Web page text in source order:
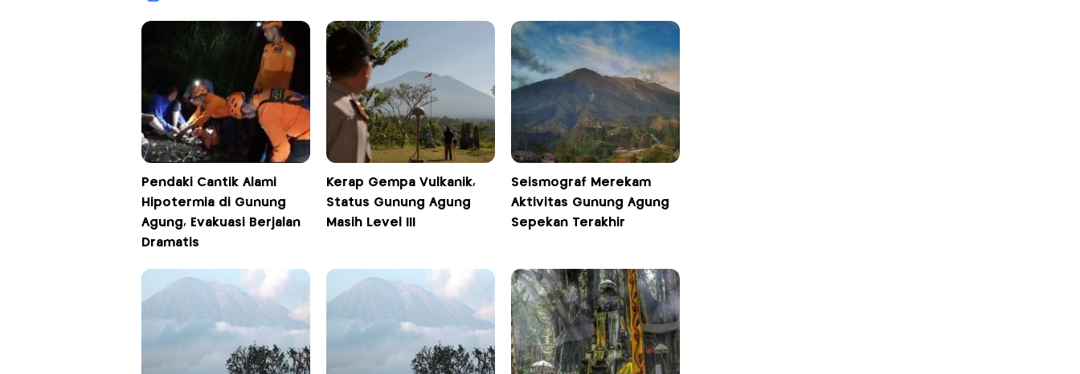
Pendaki Cantik Alami
Hipotermia di Gunung
Agung, Evakuasi Berjalan
Dramatis
Kerap Gempa Vulkanik,
Status Gunung Agung
Masih Level III
Seismograf Merekam
Aktivitas Gunung Agung
Sepekan Terakhir